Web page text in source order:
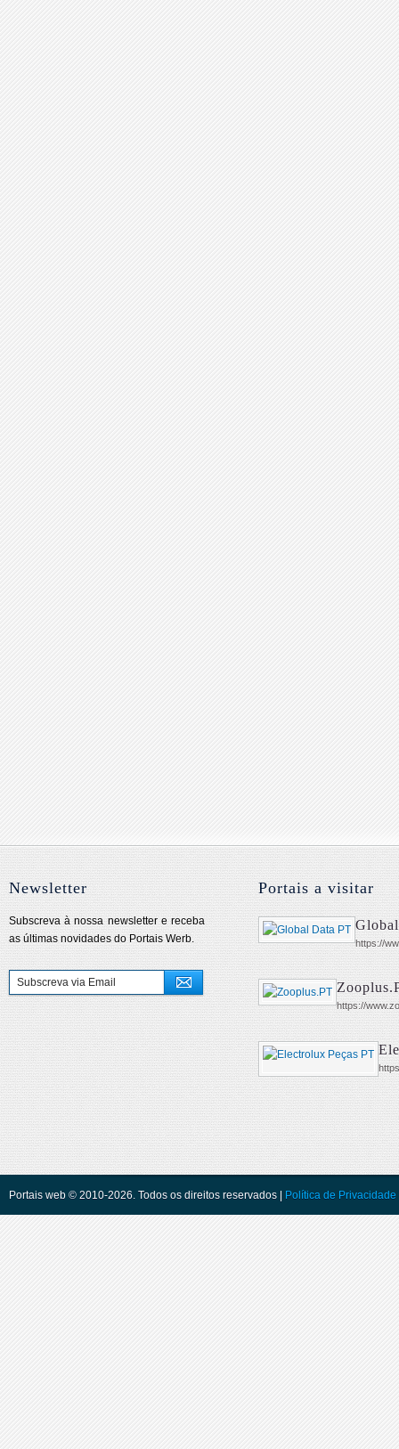
Newsletter
Subscreva à nossa newsletter e receba
as últimas novidades do Portais Werb.
Portais a visitar
https://
https://
Portais web © 2010-2026. Todos os direitos reservados | Política de Privacidade